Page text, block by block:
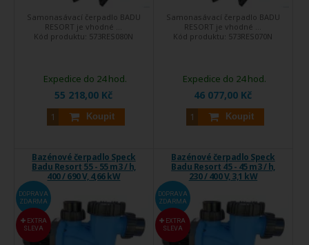
Samonasávací čerpadlo BADU
RESORT je vhodné ...
Kód produktu: 573RES080N
55 218,00 Kč
Koupit
Expedice do 24 hod.
Samonasávací čerpadlo BADU
RESORT je vhodné ...
Kód produktu: 573RES070N
46 077,00 Kč
Koupit
Expedice do 24 hod.
Bazénové čerpadlo Speck
Badu Resort 55 - 55 m3 / h,
400 / 690 V, 4,66 kW
DOPRAVA
ZDARMA
EXTRA
SLEVA
Bazénové čerpadlo Speck
Badu Resort 45 - 45 m3 / h,
230 / 400 V, 3,1 kW
DOPRAVA
ZDARMA
EXTRA
SLEVA